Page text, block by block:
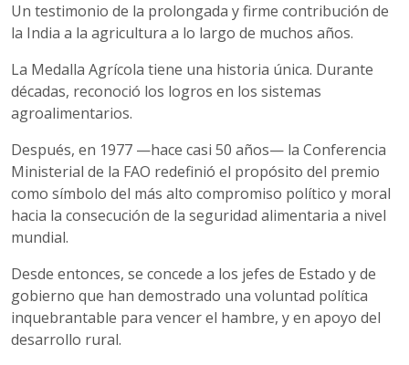
Un testimonio de la prolongada y firme contribución de
la India a la agricultura a lo largo de muchos años.
La Medalla Agrícola tiene una historia única. Durante
décadas, reconoció los logros en los sistemas
agroalimentarios.
Después, en 1977 —hace casi 50 años— la Conferencia
Ministerial de la FAO redefinió el propósito del premio
como símbolo del más alto compromiso político y moral
hacia la consecución de la seguridad alimentaria a nivel
mundial.
Desde entonces, se concede a los jefes de Estado y de
gobierno que han demostrado una voluntad política
inquebrantable para vencer el hambre, y en apoyo del
desarrollo rural.